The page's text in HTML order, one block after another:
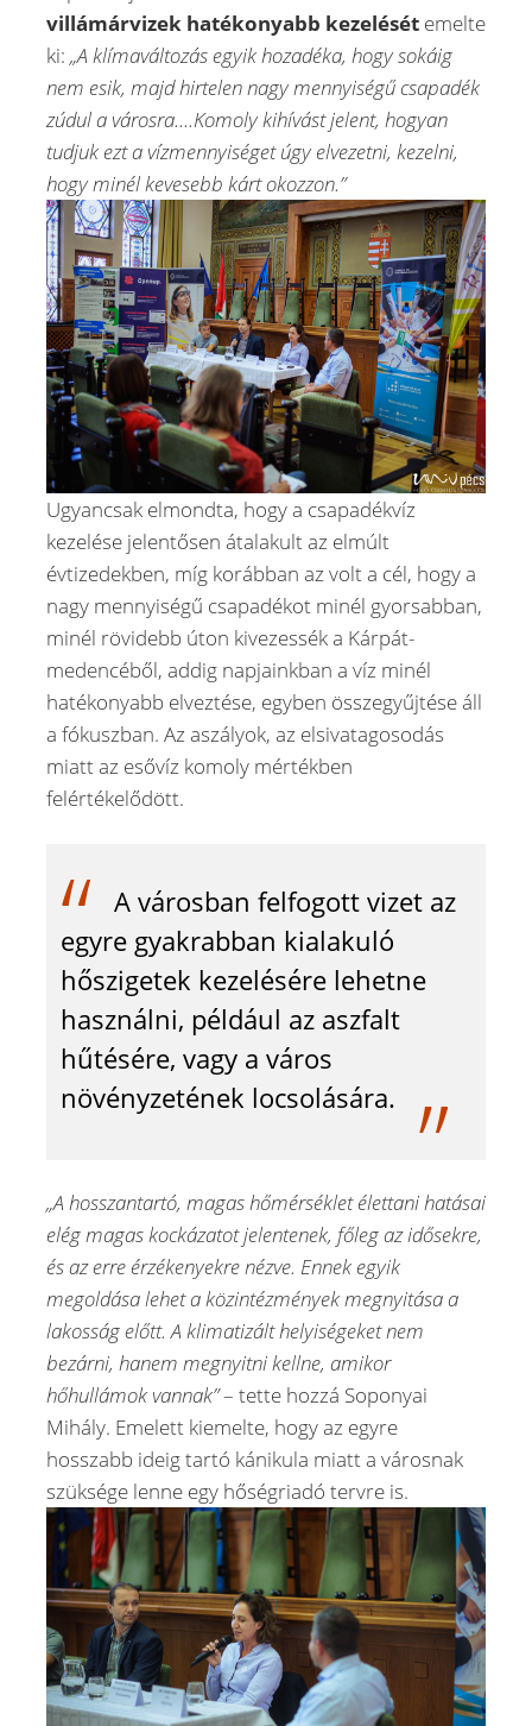
villámárvizek hatékonyabb kezelését emelte
ki: „A klímaváltozás egyik hozadéka, hogy sokáig
nem esik, majd hirtelen nagy mennyiségű csapadék
zúdul a városra....Komoly kihívást jelent, hogyan
tudjuk ezt a vízmennyiséget úgy elvezetni, kezelni,
hogy minél kevesebb kárt okozzon.”
Ugyancsak elmondta, hogy a csapadékvíz
kezelése jelentősen átalakult az elmúlt
évtizedekben, míg korábban az volt a cél, hogy a
nagy mennyiségű csapadékot minél gyorsabban,
minél rövidebb úton kivezessék a Kárpát-
medencéből, addig napjainkban a víz minél
hatékonyabb elveztése, egyben összegyűjtése áll
a fókuszban. Az aszályok, az elsivatagosodás
miatt az esővíz komoly mértékben
felértékelődött.
A városban felfogott vizet az
egyre gyakrabban kialakuló
hőszigetek kezelésére lehetne
használni, például az aszfalt
hűtésére, vagy a város
növényzetének locsolására.
„A hosszantartó, magas hőmérséklet élettani hatásai
elég magas kockázatot jelentenek, főleg az idősekre,
és az erre érzékenyekre nézve. Ennek egyik
megoldása lehet a közintézmények megnyitása a
lakosság előtt. A klimatizált helyiségeket nem
bezárni, hanem megnyitni kellne, amikor
hőhullámok vannak”– tette hozzá Soponyai
Mihály. Emelett kiemelte, hogy az egyre
hosszabb ideig tartó kánikula miatt a városnak
szüksége lenne egy hőségriadó tervre is.